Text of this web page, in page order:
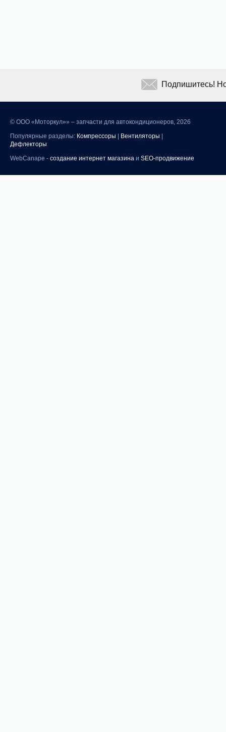
© ООО «Моторкул»» – запчасти для автокондиционеров, 2026
Популярные разделы: Компрессоры Вентиляторы
Дефлекторы
WebCanape - создание интернет магазина и SEO-продвижение
Подпишитесь!